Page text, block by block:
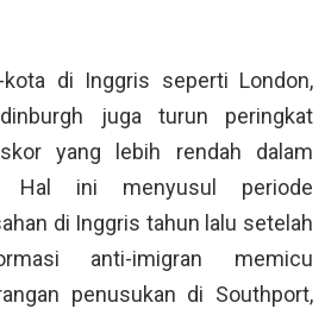
kota di Inggris seperti London,
juga turun peringkat
yang lebih rendah dalam
Hal ini menyusul periode
di Inggris tahun lalu setelah
anti-imigran memicu
penusukan di Southport,